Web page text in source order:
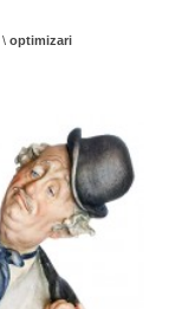
\ optimizari